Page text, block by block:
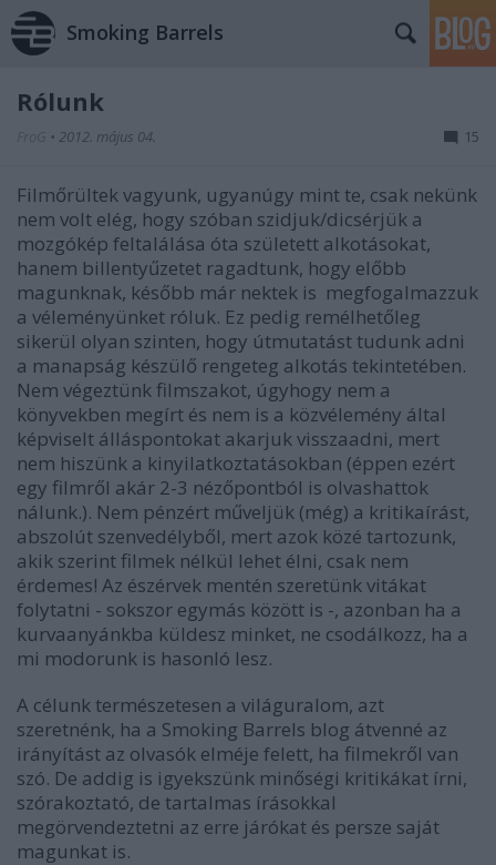
Smoking Barrels
Rólunk
• 2012. május 04. 15
Filmőrültek vagyunk, ugyanúgy mint te, csak nekünk
nem volt elég, hogy szóban szidjuk/dicsérjük a
mozgókép feltalálása óta született alkotásokat,
hanem billentyűzetet ragadtunk, hogy előbb
magunknak, később már nektek is megfogalmazzuk
a véleményünket róluk. Ez pedig remélhetőleg
sikerül olyan szinten, hogy útmutatást tudunk adni
a manapság készülő rengeteg alkotás tekintetében.
Nem végeztünk filmszakot, úgyhogy nem a
könyvekben megírt és nem is a közvélemény által
képviselt álláspontokat akarjuk visszaadni, mert
nem hiszünk a kinyilatkoztatásokban (éppen ezért
egy filmről akár 2-3 nézőpontból is olvashattok
nálunk.). Nem pénzért műveljük (még) a kritikaírást,
abszolút szenvedélyből, mert azok közé tartozunk,
akik szerint filmek nélkül lehet élni, csak nem
érdemes! Az észérvek mentén szeretünk vitákat
folytatni - sokszor egymás között is -, azonban ha a
kurvaanyánkba küldesz minket, ne csodálkozz, ha a
mi modorunk is hasonló lesz.
A célunk természetesen a világuralom, azt
szeretnénk, ha a Smoking Barrels blog átvenné az
irányítást az olvasók elméje felett, ha filmekről van
szó. De addig is igyekszünk minőségi kritikákat írni,
szórakoztató, de tartalmas írásokkal
megörvendeztetni az erre járókat és persze saját
magunkat is.